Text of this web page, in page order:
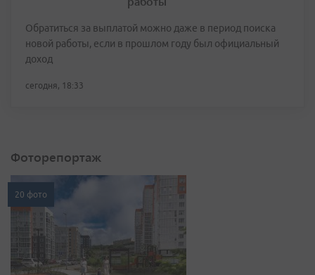
Обратиться за выплатой можно даже в период поиска
новой работы, если в прошлом году был официальный
доход
сегодня, 18:33
Фоторепортаж
20 фото